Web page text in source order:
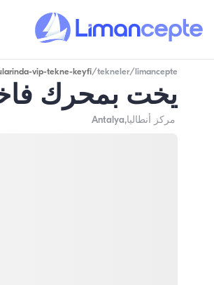
limancepte
/
tekneler
/
vip-tekne-keyfi
يخت بمحرك فاخر بطول 20 متر -
مركز أنطاليا,Antalya